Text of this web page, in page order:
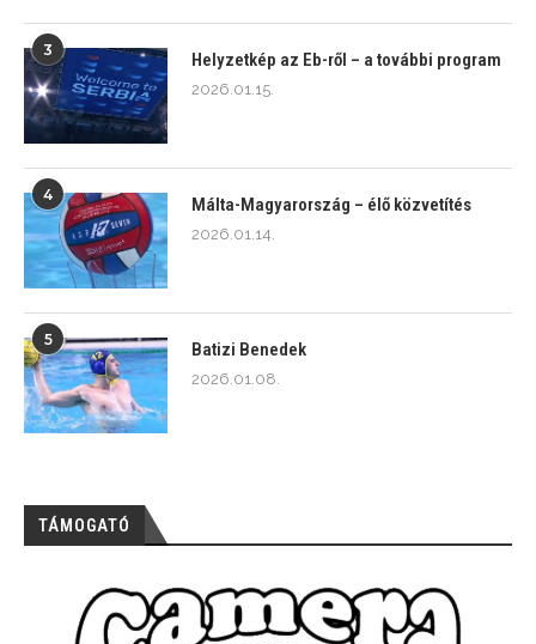
3
Helyzetkép az Eb-ről – a további program
2026.01.15.
4
Málta-Magyarország – élő közvetítés
2026.01.14.
5
Batizi Benedek
2026.01.08.
TÁMOGATÓ